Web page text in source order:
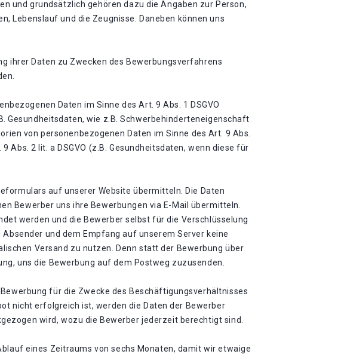
und grundsätzlich gehören dazu die Angaben zur Person,
Lebenslauf und die Zeugnisse. Daneben können uns
ihrer Daten zu Zwecken des Bewerbungsverfahrens
Daten im Sinne des Art. 9 Abs. 1 DSGVO
Gesundheitsdaten, wie z.B. Schwerbehinderteneigenschaft
von personenbezogenen Daten im Sinne des Art. 9 Abs.
2 lit. a DSGVO (z.B. Gesundheitsdaten, wenn diese für
auf unserer Website übermitteln. Die Daten
Bewerber uns ihre Bewerbungen via E-Mail übermitteln.
werden und die Bewerber selbst für die Verschlüsselung
und dem Empfang auf unserem Server keine
Versand zu nutzen. Denn statt der Bewerbung über
uns die Bewerbung auf dem Postweg zuzusenden.
für die Zwecke des Beschäftigungsverhältnisses
nicht erfolgreich ist, werden die Daten der Bewerber
wird, wozu die Bewerber jederzeit berechtigt sind.
eines Zeitraums von sechs Monaten, damit wir etwaige